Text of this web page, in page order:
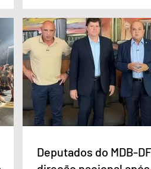
Corpo
de
Polí
avanço nas políticas públicas
especializada e atendimento
pessoas com deficiência. A
projetada para oferecer
Deputados do MDB-